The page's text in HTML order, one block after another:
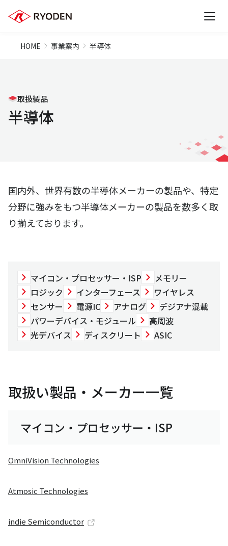
HOME 事業案内 半導体
取扱製品
半導体
国内外、世界有数の半導体メーカーの製品や、特定
分野に強みをもつ半導体メーカーの製品を数多く取
り揃えております。
マイコン・プロセッサー・ISP
メモリー
ロジック
インターフェース
ワイヤレス
センサー
電源IC アナログ
デジアナ混載
パワーデバイス・モジュール
高周波
光デバイス
ディスクリート ASIC
取扱い製品・メーカー一覧
マイコン・プロセッサー・ISP
OmniVision Technologies
Atmosic Technologies
indie Semiconductor